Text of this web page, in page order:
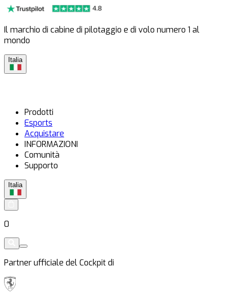
Il marchio di cabine di pilotaggio e di volo numero 1 al
mondo
Italia
Prodotti
Esports
Acquistare
INFORMAZIONI
Comunità
Supporto
Italia
0
Partner ufficiale del Cockpit di